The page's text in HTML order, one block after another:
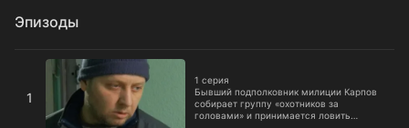
Эпизоды
1
1 серия
Бывший подполковник милиции Карпов
собирает группу «охотников за
головами» и принимается ловить
1 серия